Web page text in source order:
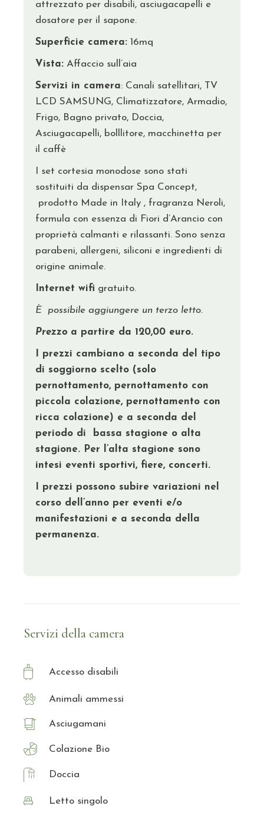
attrezzato per disabili, asciugacapelli e
dosatore per il sapone.
Superficie camera: 16mq
Vista: Affaccio sull’aia
Servizi in camera: Canali satellitari, TV
LCD SAMSUNG, Climatizzatore, Armadio,
Frigo, Bagno privato, Doccia,
Asciugacapelli, bolllitore, macchinetta per
il caffè
I set cortesia monodose sono stati
sostituiti da dispensar Spa Concept,
prodotto Made in Italy , fragranza Neroli,
formula con essenza di Fiori d’Arancio con
proprietà calmanti e rilassanti. Sono senza
parabeni, allergeni, siliconi e ingredienti di
origine animale.
Internet wifi gratuito.
È possibile aggiungere un terzo letto.
Prezzo a partire da 120,00 euro.
I prezzi cambiano a seconda del tipo
di soggiorno scelto (solo
pernottamento, pernottamento con
piccola colazione, pernottamento con
ricca colazione) e a seconda del
periodo di bassa stagione o alta
stagione. Per l’alta stagione sono
intesi eventi sportivi, fiere, concerti.
I prezzi possono subire variazioni nel
corso dell’anno per eventi e/o
manifestazioni e a seconda della
permanenza.
Servizi della camera
Accesso disabili
Animali ammessi
Asciugamani
Colazione Bio
Doccia
Letto singolo